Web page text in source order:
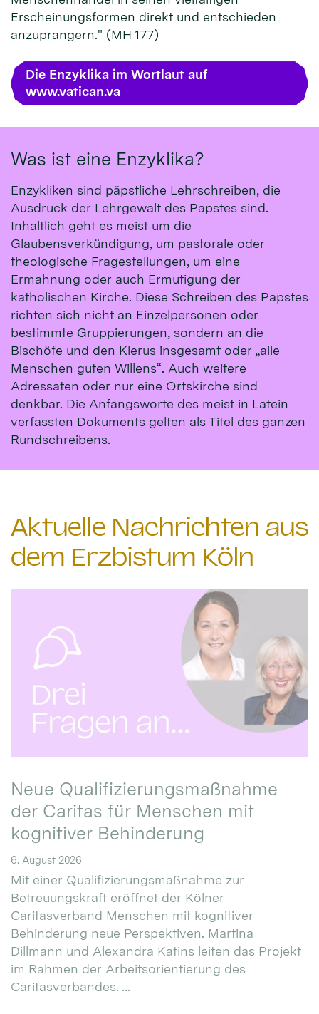
Erscheinungsformen direkt und entschieden
anzuprangern." (MH 177)
Die Enzyklika im Wortlaut auf
www.vatican.va
Was ist eine Enzyklika?
Enzykliken sind päpstliche Lehrschreiben, die
Ausdruck der Lehrgewalt des Papstes sind.
Inhaltlich geht es meist um die
Glaubensverkündigung, um pastorale oder
theologische Fragestellungen, um eine
Ermahnung oder auch Ermutigung der
katholischen Kirche. Diese Schreiben des Papstes
richten sich nicht an Einzelpersonen oder
bestimmte Gruppierungen, sondern an die
Bischöfe und den Klerus insgesamt oder „alle
Menschen guten Willens“. Auch weitere
Adressaten oder nur eine Ortskirche sind
denkbar. Die Anfangsworte des meist in Latein
verfassten Dokuments gelten als Titel des ganzen
Rundschreibens.
Aktuelle Nachrichten aus
dem Erzbistum Köln
Neue Qualifizierungsmaßnahme
der Caritas für Menschen mit
kognitiver Behinderung
6. August 2026
Mit einer Qualifizierungsmaßnahme zur
Betreuungskraft eröffnet der Kölner
Caritasverband Menschen mit kognitiver
Behinderung neue Perspektiven. Martina
Dillmann und Alexandra Katins leiten das Projekt
im Rahmen der Arbeitsorientierung des
Caritasverbandes. ...